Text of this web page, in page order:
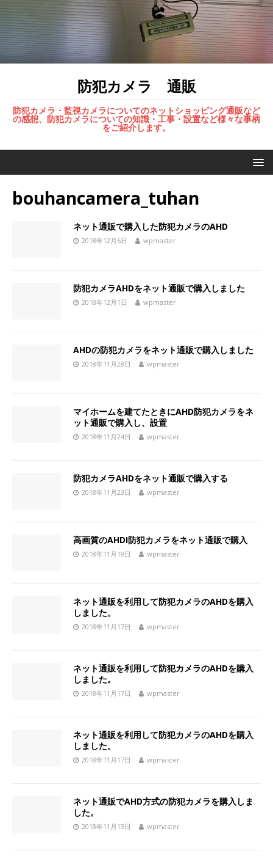
防犯カメラ 通販
防犯カメラ・監視カメラについてのネットショッピング通販など
の感想、防犯カメラについての知識・工事・設置など様々な事柄
をご紹介します。
bouhancamera_tuhan
ネット通販で購入した防犯カメラのAHD
2018年12月6日 wpmaster
防犯カメラAHDをネット通販で購入しました
2018年12月1日 wpmaster
AHDの防犯カメラをネット通販で購入しました
2018年11月28日 wpmaster
マイホームを建てたときにAHD防犯カメラをネ
ット通販で購入し、設置
2018年11月24日 wpmaster
防犯カメラAHDをネット通販で購入する
2018年11月23日 wpmaster
高画質のAHDI防犯カメラをネット通販で購入
2018年11月19日 wpmaster
ネット通販を利用して防犯カメラのAHDを購入
しました。
2018年11月17日 wpmaster
ネット通販を利用して防犯カメラのAHDを購入
しました。
2018年11月17日 wpmaster
ネット通販を利用して防犯カメラのAHDを購入
しました。
2018年11月17日 wpmaster
ネット通販でAHD方式の防犯カメラを購入しま
した。
2018年11月13日 wpmaster